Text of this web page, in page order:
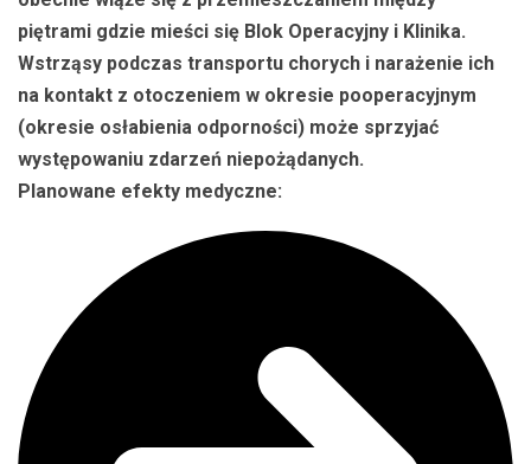
piętrami gdzie mieści się Blok Operacyjny i Klinika.
Wstrząsy podczas transportu chorych i narażenie ich
na kontakt z otoczeniem w okresie pooperacyjnym
(okresie osłabienia odporności) może sprzyjać
występowaniu zdarzeń niepożądanych.
Planowane efekty medyczne: